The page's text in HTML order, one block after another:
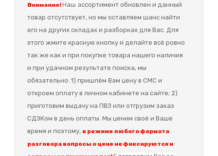
Внимание!Наш ассортимент обновлен и данный
товар отсутствует, но мы оставляем шанс найти
его на других складах и разборках для Вас. Для
этого жмите красную кнопку и делайте всё ровно
так же как и при покупке товара нашего наличия
и при удачном результате поиска, мы
обязательно: 1) пришлём Вам цену в СМС и
откроем оплату в личном кабинете на сайте; 2)
приготовим выдачу на ПВЗ или отгрузим заказ
СДЭКом в день оплаты. Мы ценим своё и Ваше
время и поэтому, в режиме любого формата
разговора вопросы о цене не фиксируются и